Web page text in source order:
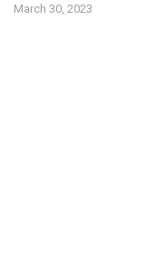
March 30, 2023